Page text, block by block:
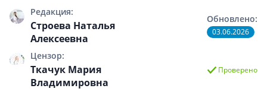
Редакция:
Строева Наталья
Алексеевна
Цензор:
Ткачук Мария
Владимировна
Обновлено:
03.06.2026
Проверено